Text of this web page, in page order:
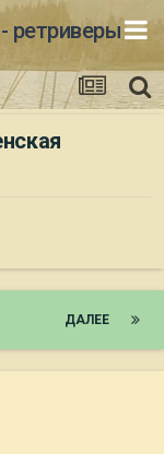
ретриверы
ДАЛЕЕ